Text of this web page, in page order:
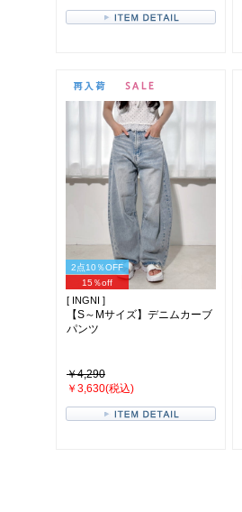
2点10％OFF
15％off
[ INGNI ]
【S～Mサイズ】デニムカーブ
パンツ
￥4,290
￥3,630(税込)